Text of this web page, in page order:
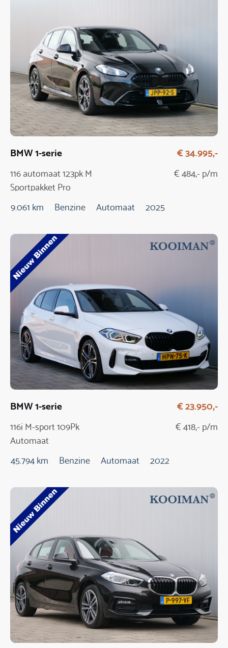
BMW 1-serie
116 automaat 123pk M
Sportpakket Pro
€ 34.995,-
€ 484,- p/m
9.061 km Benzine Automaat 2025
BMW 1-serie
116i M-sport 109Pk
Automaat
€ 23.950,-
€ 418,- p/m
45.794 km Benzine Automaat 2022